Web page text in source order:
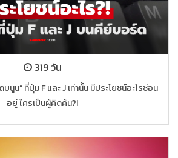
319 วัน
นูน” ที่ปุ่ม F และ J เท่านั้น มีประโยชน์อะไรซ่อน
อยู่ ใครเป็นผู้คิดค้น?!